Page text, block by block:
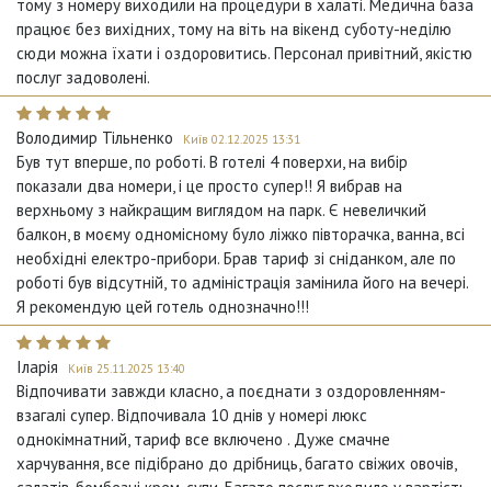
тому з номеру виходили на процедури в халаті. Медична база
працює без вихідних, тому на віть на вікенд суботу-неділю
сюди можна їхати і оздоровитись. Персонал привітний, якістю
послуг задоволені.
Володимир Тільненко Київ 02.12.2025 13:31
Був тут вперше, по роботі. В готелі 4 поверхи, на вибір
показали два номери, і це просто супер!! Я вибрав на
верхньому з найкращим виглядом на парк. Є невеличкий
балкон, в моєму одномісному було ліжко півторачка, ванна, всі
необхідні електро-прибори. Брав тариф зі сніданком, але по
роботі був відсутній, то адміністрація замінила його на вечері.
Я рекомендую цей готель однозначно!!!
Іларія Київ 25.11.2025 13:40
Відпочивати завжди класно, а поєднати з оздоровленням-
взагалі супер. Відпочивала 10 днів у номері люкс
однокімнатний, тариф все включено . Дуже смачне
харчування, все підібрано до дрібниць, багато свіжих овочів,